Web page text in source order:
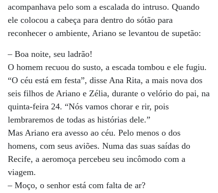
acompanhava pelo som a escalada do intruso. Quando
ele colocou a cabeça para dentro do sótão para
reconhecer o ambiente, Ariano se levantou de supetão:
– Boa noite, seu ladrão!
O homem recuou do susto, a escada tombou e ele fugiu.
“O céu está em festa”, disse Ana Rita, a mais nova dos
seis filhos de Ariano e Zélia, durante o velório do pai, na
quinta-feira 24. “Nós vamos chorar e rir, pois
lembraremos de todas as histórias dele.”
Mas Ariano era avesso ao céu. Pelo menos o dos
homens, com seus aviões. Numa das suas saídas do
Recife, a aeromoça percebeu seu incômodo com a
viagem.
– Moço, o senhor está com falta de ar?